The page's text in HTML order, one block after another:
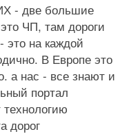
- две большие
ЧП, там дороги
это на каждой
В Европе это
а нас - все знают и
портал
дорог